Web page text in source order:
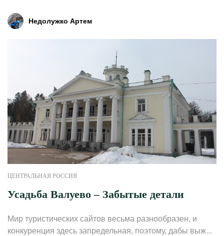
Недолужко Артем
ЦЕНТРАЛЬНАЯ РОССИЯ
Усадьба Валуево – Забытые детали
Мир туристических сайтов весьма разнообразен, и
конкуренция здесь запредельная, поэтому, дабы выж...